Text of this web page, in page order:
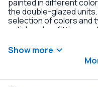
painted in different
the double-glazed
selection of colors and
anti-burglary fittings on
Show more